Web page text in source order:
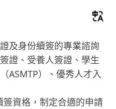
及身份續簽的專業諮詢
證、受養人簽證、學生
ASMTP）、優秀人才入
簽資格，制定合適的申請